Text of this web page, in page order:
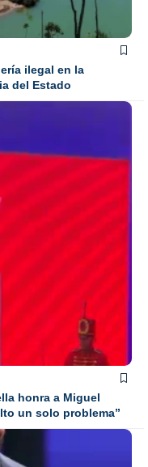
ilegal en la
del Estado
honra a Miguel
un solo problema”